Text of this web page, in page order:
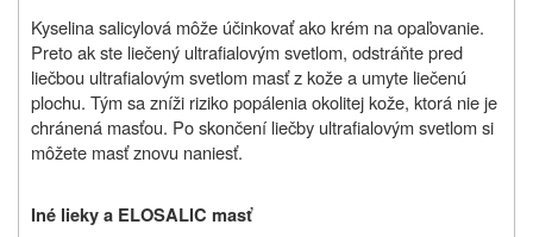
Kyselina salicylová môže účinkovať ako krém na opaľovanie.
Preto ak ste liečený ultrafialovým svetlom, odstráňte pred
liečbou ultrafialovým svetlom masť z kože a umyte liečenú
plochu. Tým sa zníži riziko popálenia okolitej kože, ktorá nie je
chránená masťou. Po skončení liečby ultrafialovým svetlom si
môžete masť znovu naniesť.
Iné lieky a ELOSALIC masť